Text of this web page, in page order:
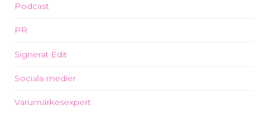
Podcast
PR
Signerat Edit
Sociala medier
Varumärkesexpert